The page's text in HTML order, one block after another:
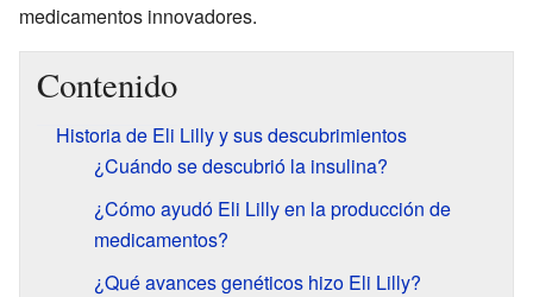
medicamentos innovadores.
Contenido
Historia de Eli Lilly y sus descubrimientos
¿Cuándo se descubrió la insulina?
¿Cómo ayudó Eli Lilly en la producción de
medicamentos?
¿Qué avances genéticos hizo Eli Lilly?